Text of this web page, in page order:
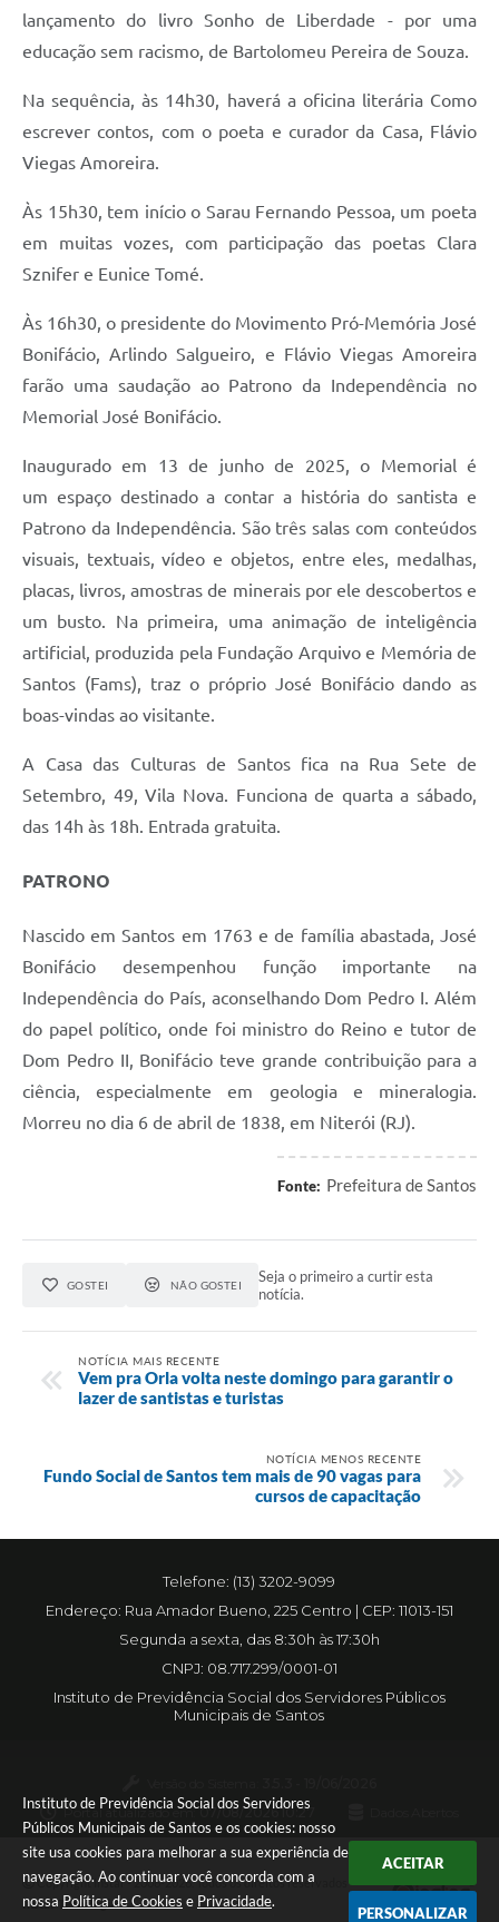
Instituto de Previdência Social dos Servidores
Públicos Municipais de Santos e os cookies: nosso
site usa cookies para melhorar a sua experiência de
navegação. Ao continuar você concorda com a
nossa Política de Cookies e Privacidade.
ACEITAR
PERSONALIZAR
lançamento do livro Sonho de Liberdade - por uma
educação sem racismo, de Bartolomeu Pereira de Souza.
Na sequência, às 14h30, haverá a oficina literária Como
escrever contos, com o poeta e curador da Casa, Flávio
Viegas Amoreira.
Às 15h30, tem início o Sarau Fernando Pessoa, um poeta
em muitas vozes, com participação das poetas Clara
Sznifer e Eunice Tomé.
Às 16h30, o presidente do Movimento Pró-Memória José
Bonifácio, Arlindo Salgueiro, e Flávio Viegas Amoreira
farão uma saudação ao Patrono da Independência no
Memorial José Bonifácio.
Inaugurado em 13 de junho de 2025, o Memorial é
um espaço destinado a contar a história do santista e
Patrono da Independência. São três salas com conteúdos
visuais, textuais, vídeo e objetos, entre eles, medalhas,
placas, livros, amostras de minerais por ele descobertos e
um busto. Na primeira, uma animação de inteligência
artificial, produzida pela Fundação Arquivo e Memória de
Santos (Fams), traz o próprio José Bonifácio dando as
boas-vindas ao visitante.
A Casa das Culturas de Santos fica na Rua Sete de
Setembro, 49, Vila Nova. Funciona de quarta a sábado,
das 14h às 18h. Entrada gratuita.
PATRONO
Nascido em Santos em 1763 e de família abastada, José
Bonifácio desempenhou função importante na
Independência do País, aconselhando Dom Pedro I. Além
do papel político, onde foi ministro do Reino e tutor de
Dom Pedro II, Bonifácio teve grande contribuição para a
ciência, especialmente em geologia e mineralogia.
Morreu no dia 6 de abril de 1838, em Niterói (RJ).
Fonte: Prefeitura de Santos
GOSTEI NÃO GOSTEI
Seja o primeiro a curtir esta
notícia.
NOTÍCIA MAIS RECENTE
Vem pra Orla volta neste domingo para garantir o
lazer de santistas e turistas
NOTÍCIA MENOS RECENTE
Fundo Social de Santos tem mais de 90 vagas para
cursos de capacitação
Telefone: (13) 3202-9099
Endereço: Rua Amador Bueno, 225 Centro | CEP: 11013-151
Segunda a sexta, das 8:30h às 17:30h
CNPJ: 08.717.299/0001-01
Instituto de Previdência Social dos Servidores Públicos
Municipais de Santos
Portal atualizado em:07/08/2026 10:27
Copyright Instar - 2006-2026. Todos os direitos reservados -
Instar Tecnologia